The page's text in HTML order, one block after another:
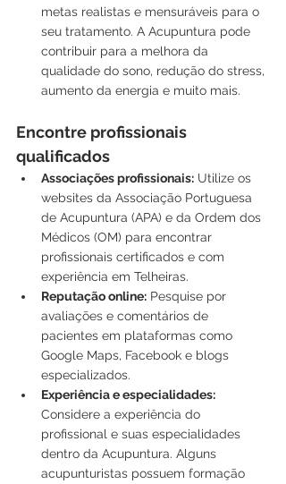
metas realistas e mensuráveis para o
seu tratamento. A Acupuntura pode
contribuir para a melhora da
qualidade do sono, redução do stress,
aumento da energia e muito mais.
Encontre profissionais
qualificados
Associações profissionais: Utilize os
websites da Associação Portuguesa
de Acupuntura (APA) e da Ordem dos
Médicos (OM) para encontrar
profissionais certificados e com
experiência em Telheiras.
Reputação online: Pesquise por
avaliações e comentários de
pacientes em plataformas como
Google Maps, Facebook e blogs
especializados.
Experiência e especialidades:
Considere a experiência do
profissional e suas especialidades
dentro da Acupuntura. Alguns
acupunturistas possuem formação